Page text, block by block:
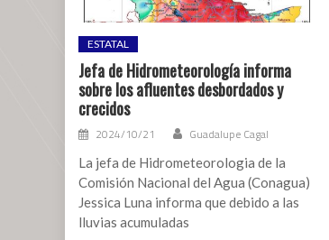
presuntas
irregularidades
ESTATAL
Jefa de Hidrometeorología informa
sobre los afluentes desbordados y
crecidos
2024/10/21 Guadalupe Cagal
La jefa de Hidrometeorologia de la
Comisión Nacional del Agua (Conagua)
Jessica Luna informa que debido a las
lluvias acumuladas